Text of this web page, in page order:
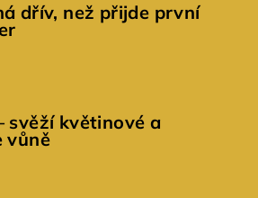
dřív, než přijde první
svěží květinové a
vůně